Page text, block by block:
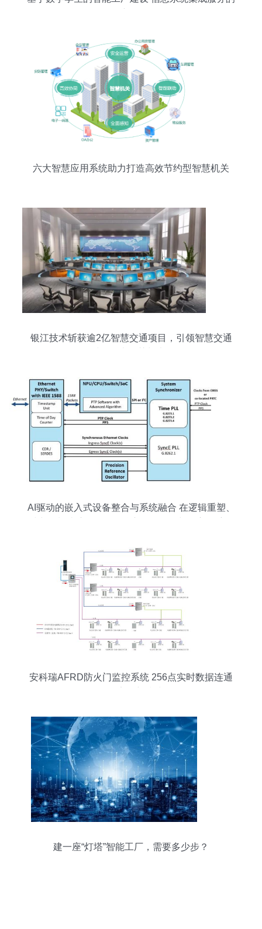
六大智慧应用系统助力打造高效节约型智慧机关
银江技术斩获逾2亿智慧交通项目，引领智慧交通
AI驱动的嵌入式设备整合与系统融合 在逻辑重塑、
安科瑞AFRD防火门监控系统 256点实时数据连通
建一座“灯塔”智能工厂，需要多少步？